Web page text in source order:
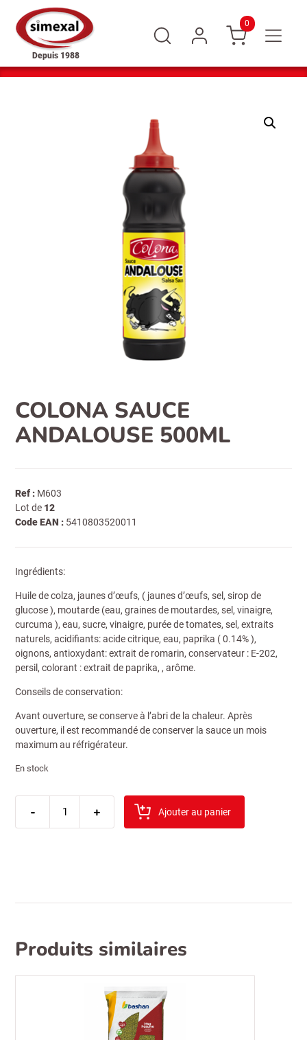
Depuis 1988
0
COLONA SAUCE
ANDALOUSE 500ML
Ref : M603
Lot de 12
Code EAN : 5410803520011
Ingrédients:
Huile de colza, jaunes d’œufs, ( jaunes d’œufs, sel, sirop de
glucose ), moutarde (eau, graines de moutardes, sel, vinaigre,
curcuma ), eau, sucre, vinaigre, purée de tomates, sel, extraits
naturels, acidifiants: acide citrique, eau, paprika ( 0.14% ),
oignons, antioxydant: extrait de romarin, conservateur : E-202,
persil, colorant : extrait de paprika, , arôme.
Conseils de conservation:
Avant ouverture, se conserve à l’abri de la chaleur. Après
ouverture, il est recommandé de conserver la sauce un mois
maximum au réfrigérateur.
En stock
-
quantité
colona
sauce
+ Ajouter au panier
Produits similaires